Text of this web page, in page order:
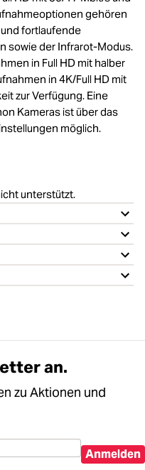
gehören
fortlaufende
sowie der Infrarot-Modus.
in Full HD mit halber
in 4K/Full HD mit
zur Verfügung. Eine
Kameras ist über das
möglich.
unterstützt.
an.
zu Aktionen und
Anmelden